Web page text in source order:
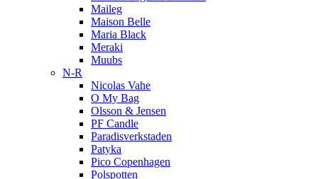
Maileg
Maison Belle
Maria Black
Meraki
Muubs
N-R
Nicolas Vahe
O My Bag
Olsson & Jensen
PF Candle
Paradisverkstaden
Patyka
Pico Copenhagen
Polspotten